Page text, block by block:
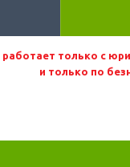
только с
и только по